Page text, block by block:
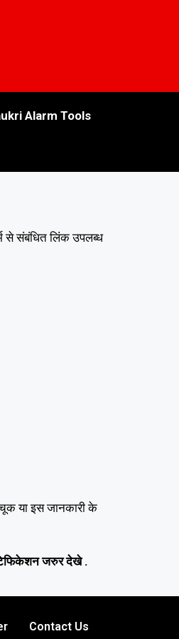
Alarm Tools
से संबंधित लिंक उपलब्ध
या इस जानकारी के
जरुर देखे .
Contact Us